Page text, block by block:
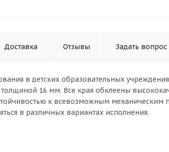
Доставка Отзывы Задать вопрос
в детских образовательных
16 мм. Все края обклеены
к всевозможным
в различных вариантах исполнения.